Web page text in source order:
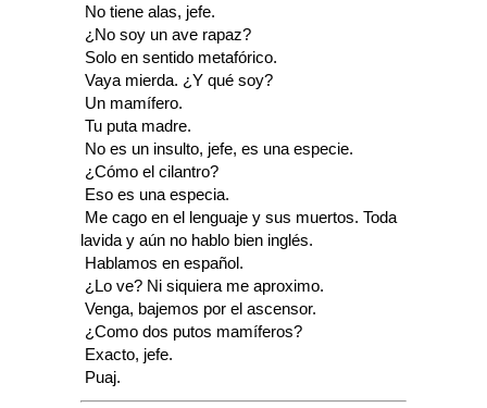
 No tiene alas, jefe.
 ¿No soy un ave rapaz?
 Solo en sentido metafórico.
 Vaya mierda. ¿Y qué soy?
 Un mamífero.
 Tu puta madre.
 No es un insulto, jefe, es una especie.
 ¿Cómo el cilantro?
 Eso es una especia.
 Me cago en el lenguaje y sus muertos. Toda
lavida y aún no hablo bien inglés.
 Hablamos en español.
 ¿Lo ve? Ni siquiera me aproximo.
 Venga, bajemos por el ascensor.
 ¿Como dos putos mamíferos?
 Exacto, jefe.
 Puaj.